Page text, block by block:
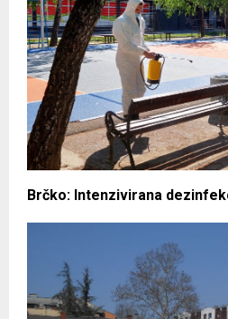
Brčko: Intenzivirana